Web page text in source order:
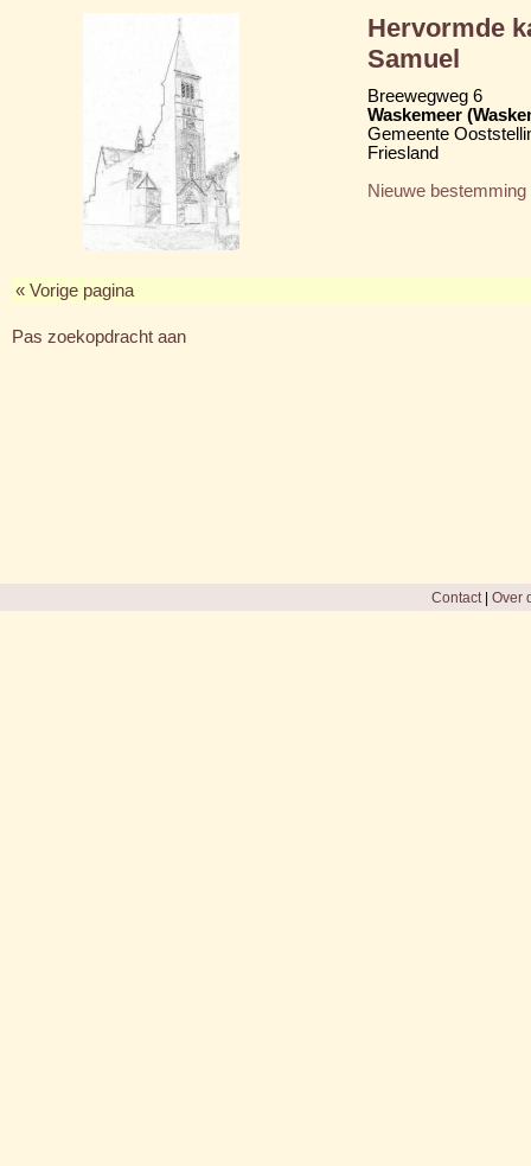
Hervormde
Samuel
Breewegweg 6
Waskemeer
Gemeente
Friesland
Nieuwe bestemming
« Vorige pagina
Pas zoekopdracht aan
Contact| Over